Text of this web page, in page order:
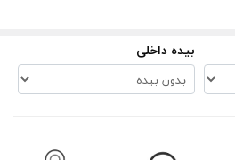
بیده داخلی